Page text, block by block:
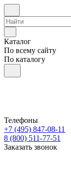
Каталог
По всему сайту
По каталогу
Телефоны
+7 (495) 847-08-11
8 (800) 511-77-51
Заказать звонок